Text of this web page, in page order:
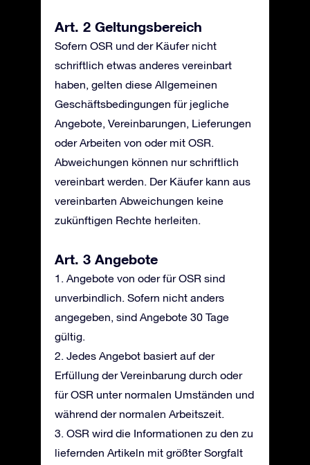
Art. 2 Geltungsbereich
Sofern OSR und der Käufer nicht
schriftlich etwas anderes vereinbart
haben, gelten diese Allgemeinen
Geschäftsbedingungen für jegliche
Angebote, Vereinbarungen, Lieferungen
oder Arbeiten von oder mit OSR.
Abweichungen können nur schriftlich
vereinbart werden. Der Käufer kann aus
vereinbarten Abweichungen keine
zukünftigen Rechte herleiten.
Art. 3 Angebote
1. Angebote von oder für OSR sind
unverbindlich. Sofern nicht anders
angegeben, sind Angebote 30 Tage
gültig.
2. Jedes Angebot basiert auf der
Erfüllung der Vereinbarung durch oder
für OSR unter normalen Umständen und
während der normalen Arbeitszeit.
3. OSR wird die Informationen zu den zu
liefernden Artikeln mit größter Sorgfalt